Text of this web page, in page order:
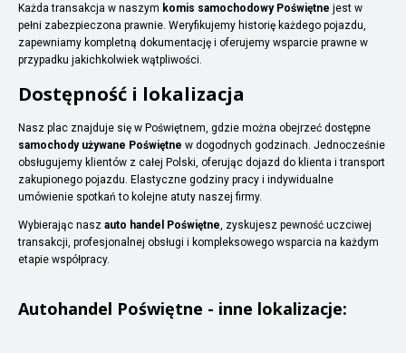
Każda transakcja w naszym komis samochodowy Poświętne jest w
pełni zabezpieczona prawnie. Weryfikujemy historię każdego pojazdu,
zapewniamy kompletną dokumentację i oferujemy wsparcie prawne w
przypadku jakichkolwiek wątpliwości.
Dostępność i lokalizacja
Nasz plac znajduje się w Poświętnem, gdzie można obejrzeć dostępne
samochody używane Poświętne w dogodnych godzinach. Jednocześnie
obsługujemy klientów z całej Polski, oferując dojazd do klienta i transport
zakupionego pojazdu. Elastyczne godziny pracy i indywidualne
umówienie spotkań to kolejne atuty naszej firmy.
Wybierając nasz auto handel Poświętne, zyskujesz pewność uczciwej
transakcji, profesjonalnej obsługi i kompleksowego wsparcia na każdym
etapie współpracy.
Autohandel Poświętne - inne lokalizacje: